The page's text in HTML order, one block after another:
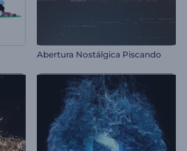
Abertura Nostálgica Piscando